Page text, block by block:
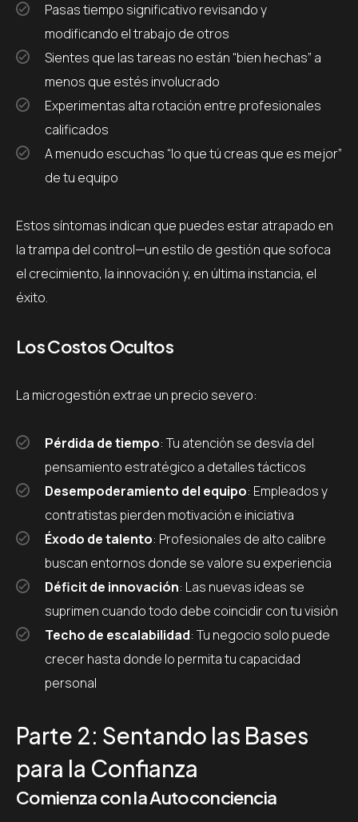
Pasas tiempo significativo revisando y
modificando el trabajo de otros
Sientes que las tareas no están “bien hechas” a
menos que estés involucrado
Experimentas alta rotación entre profesionales
calificados
A menudo escuchas “lo que tú creas que es mejor”
de tu equipo
Estos síntomas indican que puedes estar atrapado en
la trampa del control—un estilo de gestión que sofoca
el crecimiento, la innovación y, en última instancia, el
éxito.
Los Costos Ocultos
La microgestión extrae un precio severo:
Pérdida de tiempo: Tu atención se desvía del
pensamiento estratégico a detalles tácticos
Desempoderamiento del equipo: Empleados y
contratistas pierden motivación e iniciativa
Éxodo de talento: Profesionales de alto calibre
buscan entornos donde se valore su experiencia
Déficit de innovación: Las nuevas ideas se
suprimen cuando todo debe coincidir con tu visión
Techo de escalabilidad: Tu negocio solo puede
crecer hasta donde lo permita tu capacidad
personal
Parte 2: Sentando las Bases
para la Confianza
Comienza con la Autoconciencia